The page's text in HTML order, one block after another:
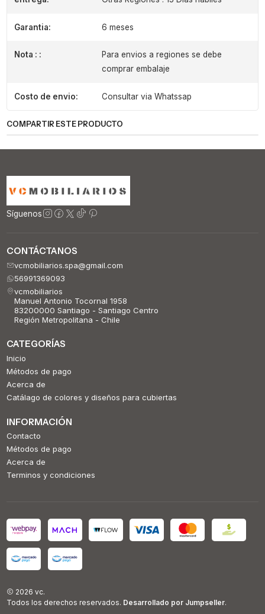
Garantia: 6 meses
Nota : :
Para envios a regiones se debe
comprar embalaje
Costo de envio: Consultar via Whatssap
COMPARTIR ESTE PRODUCTO
Síguenos
CONTÁCTANOS
vcmobiliarios.spa@gmail.com
56991369093
vcmobiliarios
Manuel Antonio Tocornal 1958
83200000 Santiago - Santiago Centro
Región Metropolitana - Chile
CATEGORÍAS
Inicio
Métodos de pago
Acerca de
Catálago de colores y diseños para cubiertas
INFORMACIÓN
Contacto
Métodos de pago
Acerca de
Terminos y condiciones
2026 vc.
Todos los derechos reservados. Desarrollado por Jumpseller.